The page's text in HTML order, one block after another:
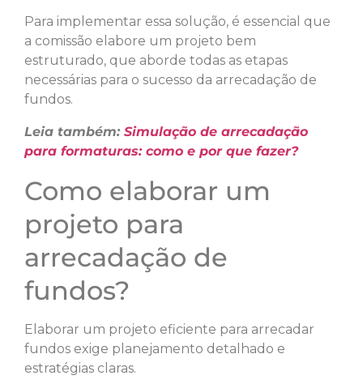
Para implementar essa solução, é essencial que
a comissão elabore um projeto bem
estruturado, que aborde todas as etapas
necessárias para o sucesso da arrecadação de
fundos.
Leia também: Simulação de arrecadação
para formaturas: como e por que fazer?
Como elaborar um
projeto para
arrecadação de
fundos?
Elaborar um projeto eficiente para arrecadar
fundos exige planejamento detalhado e
estratégias claras.